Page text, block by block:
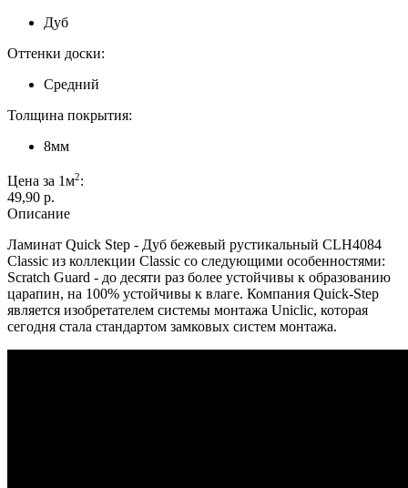
Дуб
Оттенки доски:
Средний
Толщина покрытия:
8мм
Цена за 1м2:
49,90 p.
Описание
Ламинат Quick Step - Дуб бежевый рустикальный CLH4084
Classic из коллекции Classic со следующими особенностями:
Scratch Guard - до десяти раз более устойчивы к образованию
царапин, на 100% устойчивы к влаге. Компания Quick-Step
является изобретателем системы монтажа Uniclic, которая
сегодня стала стандартом замковых систем монтажа.